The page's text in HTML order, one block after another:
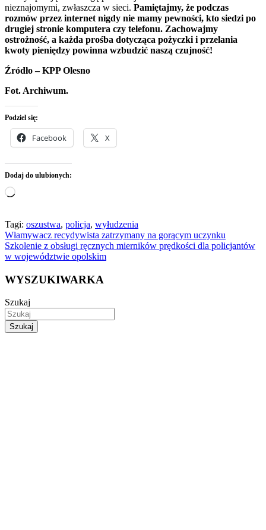
nieznajomymi, zwłaszcza w sieci. Pamiętajmy, że podczas
rozmów przez internet nigdy nie mamy pewności, kto siedzi po
drugiej stronie komputera czy telefonu. Zachowajmy
ostrożność, a każda prośba dotycząca pożyczki i przelania
kwoty pieniędzy powinna wzbudzić naszą czujność!
Źródło – KPP Olesno
Fot. Archiwum.
Podziel się:
Facebook X
Dodaj do ulubionych:
Wczytywanie…
Tagi: oszustwa, policja, wyłudzenia
Nawigacja
wpisu
Włamywacz recydywista zatrzymany na gorącym uczynku
Szkolenie z obsługi ręcznych mierników prędkości dla policjantów
w województwie opolskim
WYSZUKIWARKA
Szukaj
Szukaj